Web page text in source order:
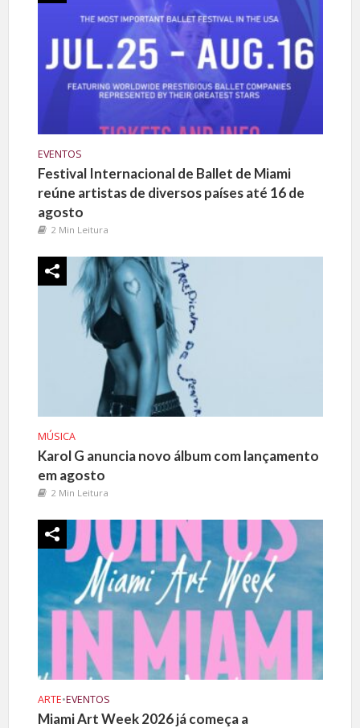
EVENTOS
Festival Internacional de Ballet de Miami
reúne artistas de diversos países até 16 de
agosto
2 Min Leitura
MÚSICA
Karol G anuncia novo álbum com lançamento
em agosto
2 Min Leitura
ARTE•EVENTOS
Miami Art Week 2026 já começa a